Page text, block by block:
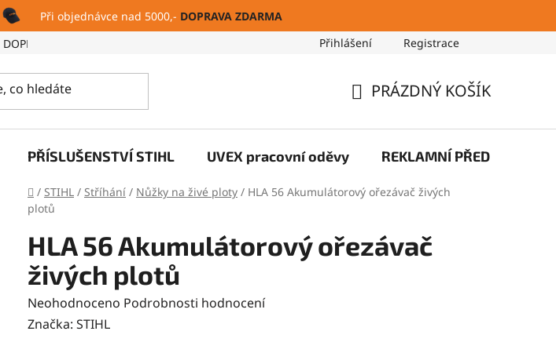
Při objednávce nad 5000,- DOPRAVA ZDARMA
DOPRAVA A PLATBA Přihlášení Registrace
KOŠÍK
PRÁZDNÝ KOŠÍK
PŘÍSLUŠENSTVÍ STIHL UVEX pracovní oděvy REKLAMNÍ PŘEDMĚTY
Domů
/ STIHL / Stříhání / Nůžky na živé ploty / HLA 56 Akumulátorový ořezávač živých
plotů
HLA 56 Akumulátorový ořezávač
živých plotů
Průměrné
hodnocení
Neohodnoceno Podrobnosti hodnocení
Značka: STIHL